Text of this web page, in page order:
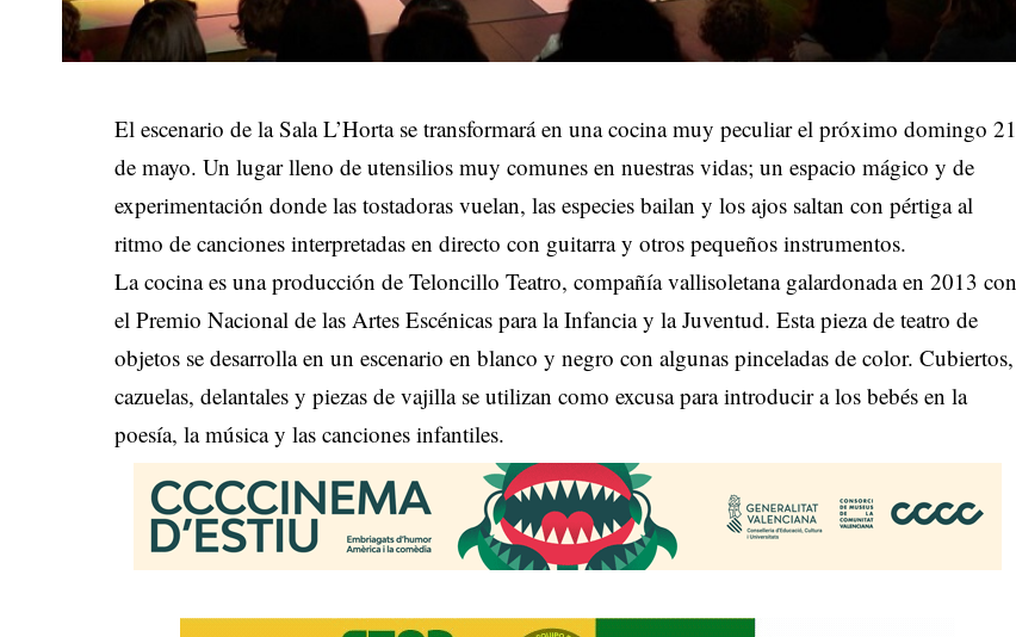
El escenario de la Sala L’Horta se transformará en una cocina muy peculiar el próximo domingo 21
de mayo. Un lugar lleno de utensilios muy comunes en nuestras vidas; un espacio mágico y de
experimentación donde las tostadoras vuelan, las especies bailan y los ajos saltan con pértiga al
ritmo de canciones interpretadas en directo con guitarra y otros pequeños instrumentos.
La cocina es una producción de Teloncillo Teatro, compañía vallisoletana galardonada en 2013 con
el Premio Nacional de las Artes Escénicas para la Infancia y la Juventud. Esta pieza de teatro de
objetos se desarrolla en un escenario en blanco y negro con algunas pinceladas de color. Cubiertos,
cazuelas, delantales y piezas de vajilla se utilizan como excusa para introducir a los bebés en la
poesía, la música y las canciones infantiles.